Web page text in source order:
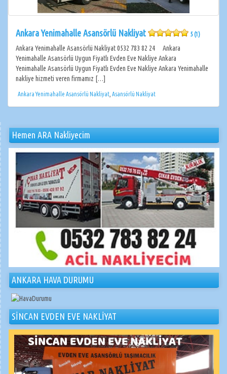
Ankara Yenimahalle Asansörlü Nakliyat 5 (1)
Ankara Yenimahalle Asansörlü Nakliyat 0532 783 82 24 Ankara
Yenimahalle Asansörlü Uygun Fiyatlı Evden Eve Nakliye Ankara
Yenimahalle Asansörlü Uygun Fiyatlı Evden Eve Nakliye Ankara Yenimahalle
nakliye hizmeti veren firmamız […]
Ankara Yenimahalle Asansörlü Nakliyat Asansörlü Nakliyat
Hemen ARA Nakliyecim
ANKARA HAVA DURUMU
SİNCAN EVDEN EVE NAKLİYAT